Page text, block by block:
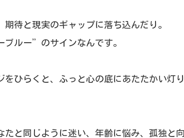
待と現実のギャップに落ち込んだり。
ルー”のサインなんです。
をひらくと、ふっと心の底にあたたかい灯
たと同じように迷い、年齢に悩み、孤独と